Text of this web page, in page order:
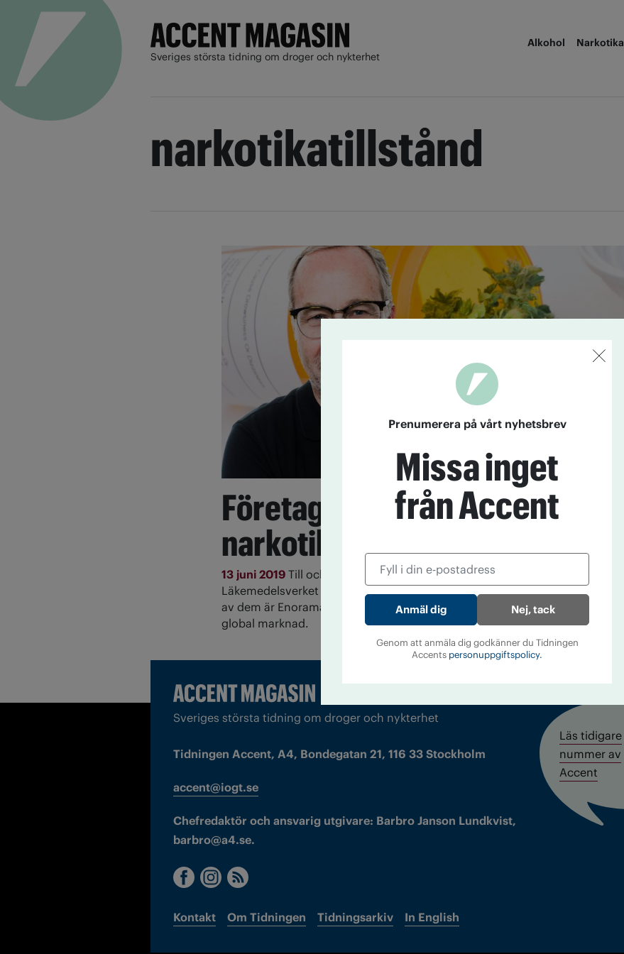
Sveriges största tidning om droger och nykterhet
Alkohol Narkotika
narkotikatillstånd
Företagen som får föra in
narkotika i Sverige
13 juni 2019 Till och med april i år har 48 företag fått tillstånd av
Läkemedelsverket att föra in och/eller hantera narkotika i Sverige. Ett
av dem är Enorama Pharma, som satsar på cannabistuggummin för en
global marknad.
Sveriges största tidning om droger och nykterhet
Tidningen Accent, A4, Bondegatan 21, 116 33 Stockholm
accent@iogt.se
Chefredaktör och ansvarig utgivare: Barbro Janson Lundkvist,
barbro@a4.se.
Kontakt Om Tidningen Tidningsarkiv In English
Läs tidigare
nummer av
Accent
Prenumerera på vårt nyhetsbrev
Missa inget
från Accent
Nej, tack
Genom att anmäla dig godkänner du Tidningen
Accents personuppgiftspolicy.